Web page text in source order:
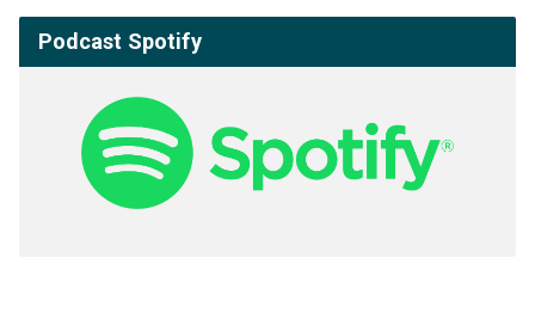
Podcast Spotify